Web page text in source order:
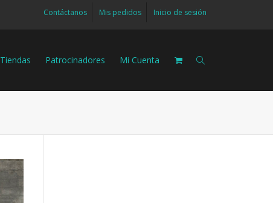
Contáctanos Mis pedidos Inicio de sesión
Tiendas Patrocinadores Mi Cuenta